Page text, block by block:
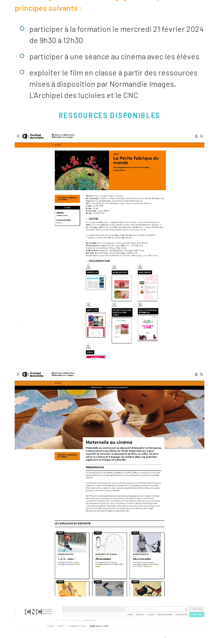
principes suivants :
participer à la formation le mercredi 21 février 2024
de 9h30 à 12h30
participer à une séance au cinéma avec les élèves
exploiter le film en classe à partir des ressources
mises à disposition par Normandie Images,
L'Archipel des lucioles et le CNC
RESSOURCES DISPONIBLES
Voir la fiche film
Découvrir le catalogue